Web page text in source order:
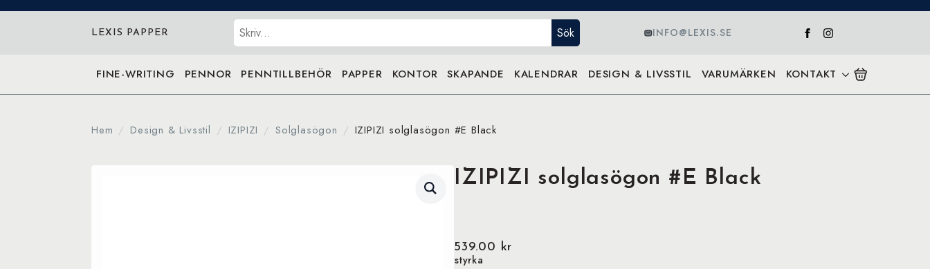
LEXIS PAPPER Sök Sök INFO@LEXIS.SE
FINE-WRITING PENNOR PENNTILLBEHÖR PAPPER KONTOR SKAPANDE KALENDRAR DESIGN & LIVSSTIL VARUMÄRKEN KONTAKT
Hem Design & Livsstil IZIPIZI Solglasögon IZIPIZI solglasögon #E Black
IZIPIZI solglasögon #E Black
539.00 kr
styrka